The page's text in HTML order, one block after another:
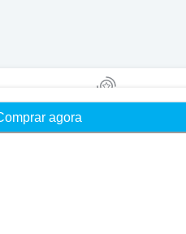
agoraRecompensas